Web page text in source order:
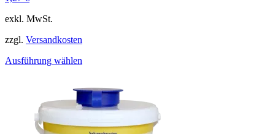
exkl. MwSt.
zzgl. Versandkosten
Ausführung wählen